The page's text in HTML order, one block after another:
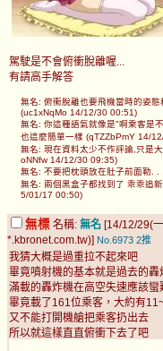
駕駛是不會俯衝脫離喔...
有請高手解答
無名: 俯衝脫離也要飛機當時的姿
(uc1xNqMo 14/12/30 00:51)
無名: 你這種語氣就像是"啊乘客是
也這麼簡單一樣 (qTZZbPmY 14/
無名: 現在資料太少不作評論,只是
oNNfw 14/12/30 09:35)
無名: 不要把枕頭放在肚子前面勒.
無名: 兩個黑盒子都找到了 乖乖追
5/01/17 00:50)
無標 名稱: 無名 [14/12/29(
*.kbronet.com.tw)] No.6973 2推
我猜大概是過重拉不起來吧
畢竟噴射機的基本就是過去的轟
滿載的轟炸機在高空失速應該蠻
畢竟載了161位乘客，大約有
又不能打開機艙把乘客扔出去
所以就這樣直直俯衝下去了吧